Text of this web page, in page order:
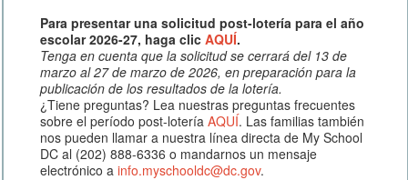
Para presentar una solicitud post-lotería para el año
escolar 2026-27, haga clic AQUÍ.
Tenga en cuenta que la solicitud se cerrará del 13 de
marzo al 27 de marzo de 2026, en preparación para la
publicación de los resultados de la lotería.
¿Tiene preguntas? Lea nuestras preguntas frecuentes
sobre el período post-lotería AQUÍ. Las familias también
nos pueden llamar a nuestra línea directa de My School
DC al (202) 888-6336 o mandarnos un mensaje
electrónico a info.myschooldc@dc.gov.